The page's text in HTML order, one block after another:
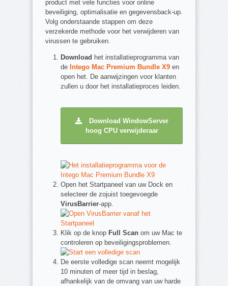
product met vele functies voor online
beveiliging, optimalisatie en gegevensback-up.
Volg onderstaande stappen om deze
verzekerde methode voor het verwijderen van
virussen te gebruiken.
Download het installatieprogramma van
de Intego Mac Premium Bundle X9 en
open het. De aanwijzingen voor klanten
zullen u door het installatieproces leiden.
Download WindowServer
hoog CPU verwijderaar
Open het Startpaneel van uw Dock en
selecteer de zojuist toegevoegde
VirusBarrier-app.
Klik op de knop Full Scan om uw Mac te
controleren op beveiligingsproblemen.
De eerste volledige scan neemt mogelijk
10 minuten of meer tijd in beslag,
afhankelijk van de omvang van uw harde